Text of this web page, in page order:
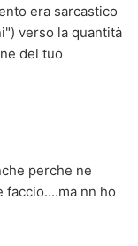
era sarcastico
verso la quantità
del tuo
perche ne
nn ho